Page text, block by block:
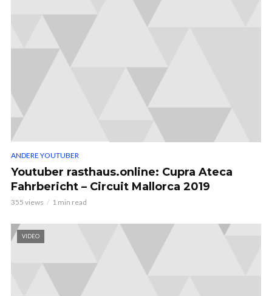
ANDERE YOUTUBER
Youtuber rasthaus.online: Cupra Ateca
Fahrbericht – Circuit Mallorca 2019
355 views 1 min read
VIDEO